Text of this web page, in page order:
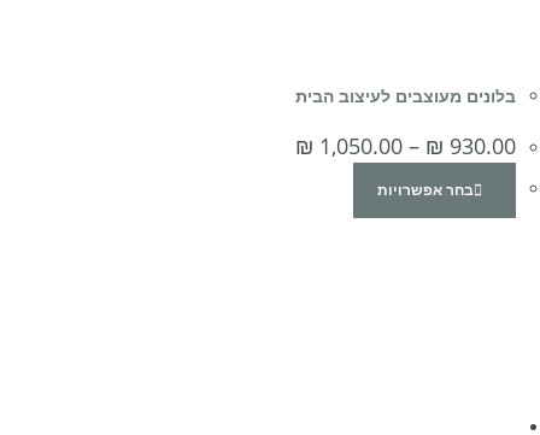
בלונים מעוצבים לעיצוב הבית
₪ 930.00
–
₪ 1,050.00
בחר אפשרויות